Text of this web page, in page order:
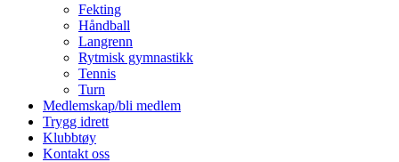
Fekting
Håndball
Langrenn
Rytmisk gymnastikk
Tennis
Turn
Medlemskap/bli medlem
Trygg idrett
Klubbtøy
Kontakt oss